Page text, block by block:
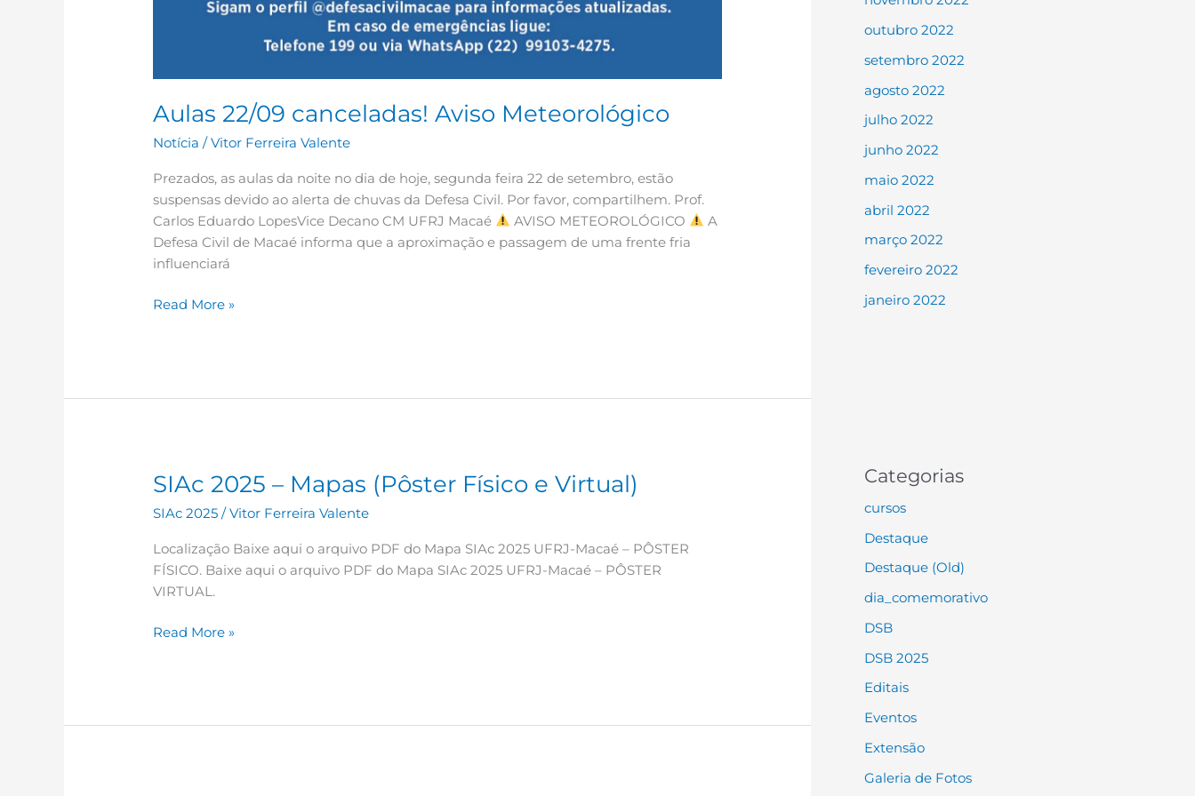
Aulas 22/09 canceladas! Aviso Meteorológico
Notícia /Vitor Ferreira Valente
Prezados, as aulas da noite no dia de hoje, segunda feira 22 de setembro, estão
suspensas devido ao alerta de chuvas da Defesa Civil. Por favor, compartilhem. Prof.
Carlos Eduardo LopesVice Decano CM UFRJ Macaé
AVISO METEOROLÓGICO
A
Defesa Civil de Macaé informa que a aproximação e passagem de uma frente fria
influenciará
Read More »
SIAc 2025 – Mapas (Pôster Físico e Virtual)
SIAc 2025 /Vitor Ferreira Valente
Localização Baixe aqui o arquivo PDF do Mapa SIAc 2025 UFRJ-Macaé – PÔSTER
FÍSICO. Baixe aqui o arquivo PDF do Mapa SIAc 2025 UFRJ-Macaé – PÔSTER
VIRTUAL.
SIAc
–
Mapas
(Pôster
Físico
Virtual)
Read More »
outubro 2022
setembro 2022
agosto 2022
julho 2022
junho 2022
maio 2022
abril 2022
março 2022
fevereiro 2022
janeiro 2022
Categorias
cursos
Destaque
Destaque (Old)
dia_comemorativo
DSB
DSB 2025
Editais
Eventos
Extensão
Galeria de Fotos